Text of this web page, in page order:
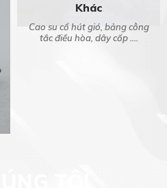
Khác
Cao su cổ hút gió, bảng công
tắc điều hòa, dây cốp ....